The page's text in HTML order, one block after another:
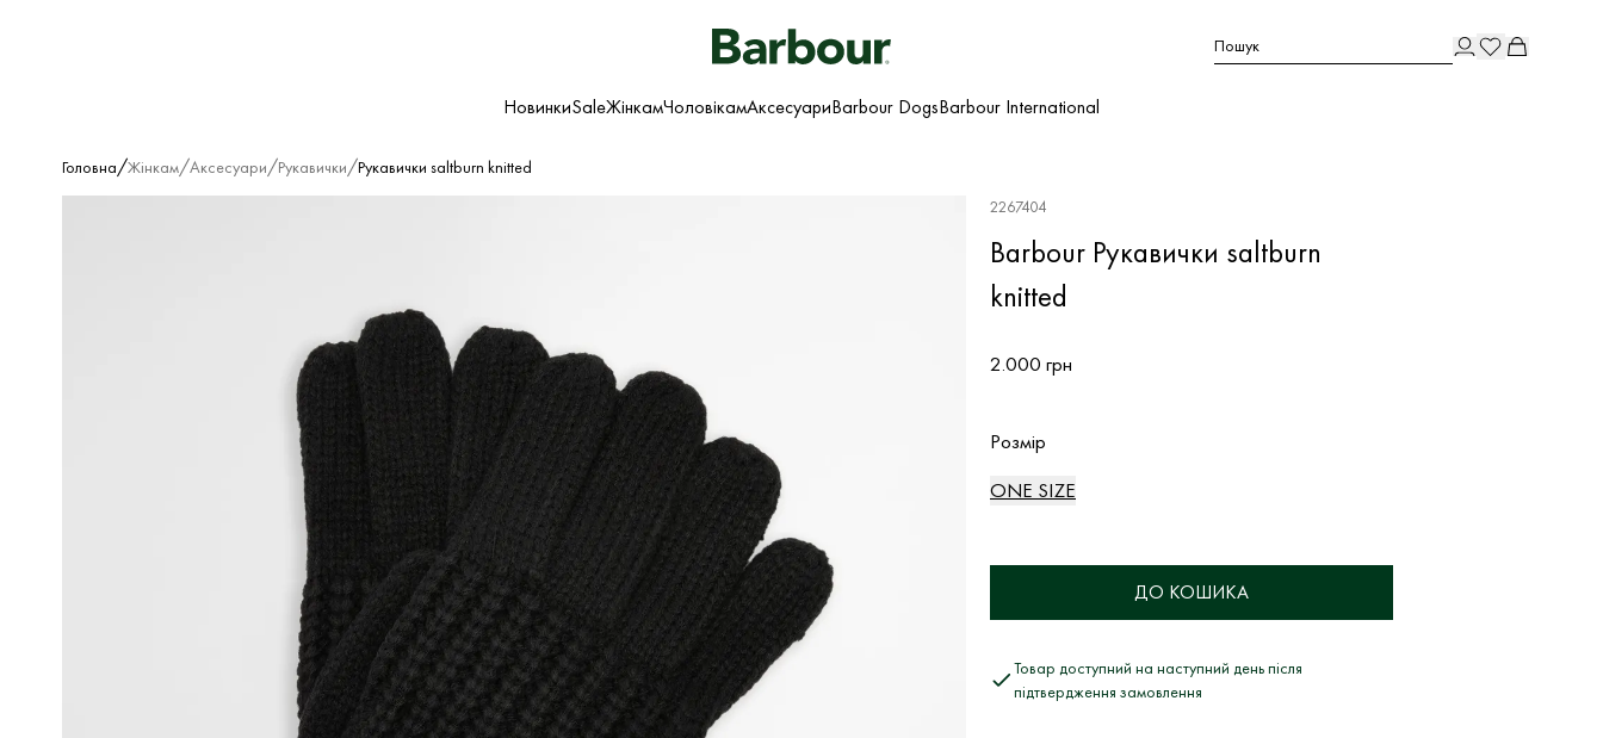
Пошук
НовинкиSaleЖінкамЧоловікамАксесуариBarbour DogsBarbour International
Головна/Жінкам/Аксесуари/Рукавички/Рукавички saltburn knitted
2267404
Barbour Рукавички saltburn
knitted
2.000 грн
Розмір
ONE SIZE
ДО КОШИКА
Товар доступний на наступний день після
підтвердження замовлення